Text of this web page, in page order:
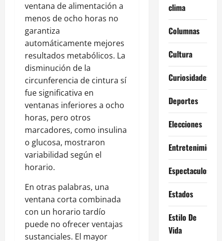
ventana de alimentación a
menos de ocho horas no
garantiza
automáticamente mejores
resultados metabólicos. La
disminución de la
circunferencia de cintura sí
fue significativa en
ventanas inferiores a ocho
horas, pero otros
marcadores, como insulina
o glucosa, mostraron
variabilidad según el
horario.
En otras palabras, una
ventana corta combinada
con un horario tardío
puede no ofrecer ventajas
sustanciales. El mayor
clima
Columnas
Cultura
Curiosidades
Deportes
Elecciones
Entretenimiento
Espectaculos
Estados
Estilo De
Vida